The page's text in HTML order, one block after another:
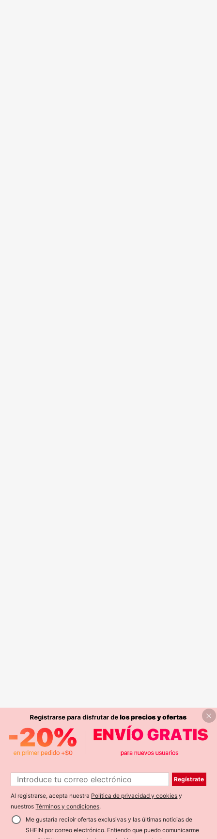
Regístrate
Al registrarse, acepta nuestra Política de privacidad y cookies y
nuestrosTérminos y condiciones.
Me gustaría recibir ofertas exclusivas y las últimas noticias de
SHEIN por correo electrónico. Entiendo que puedo comunicarme